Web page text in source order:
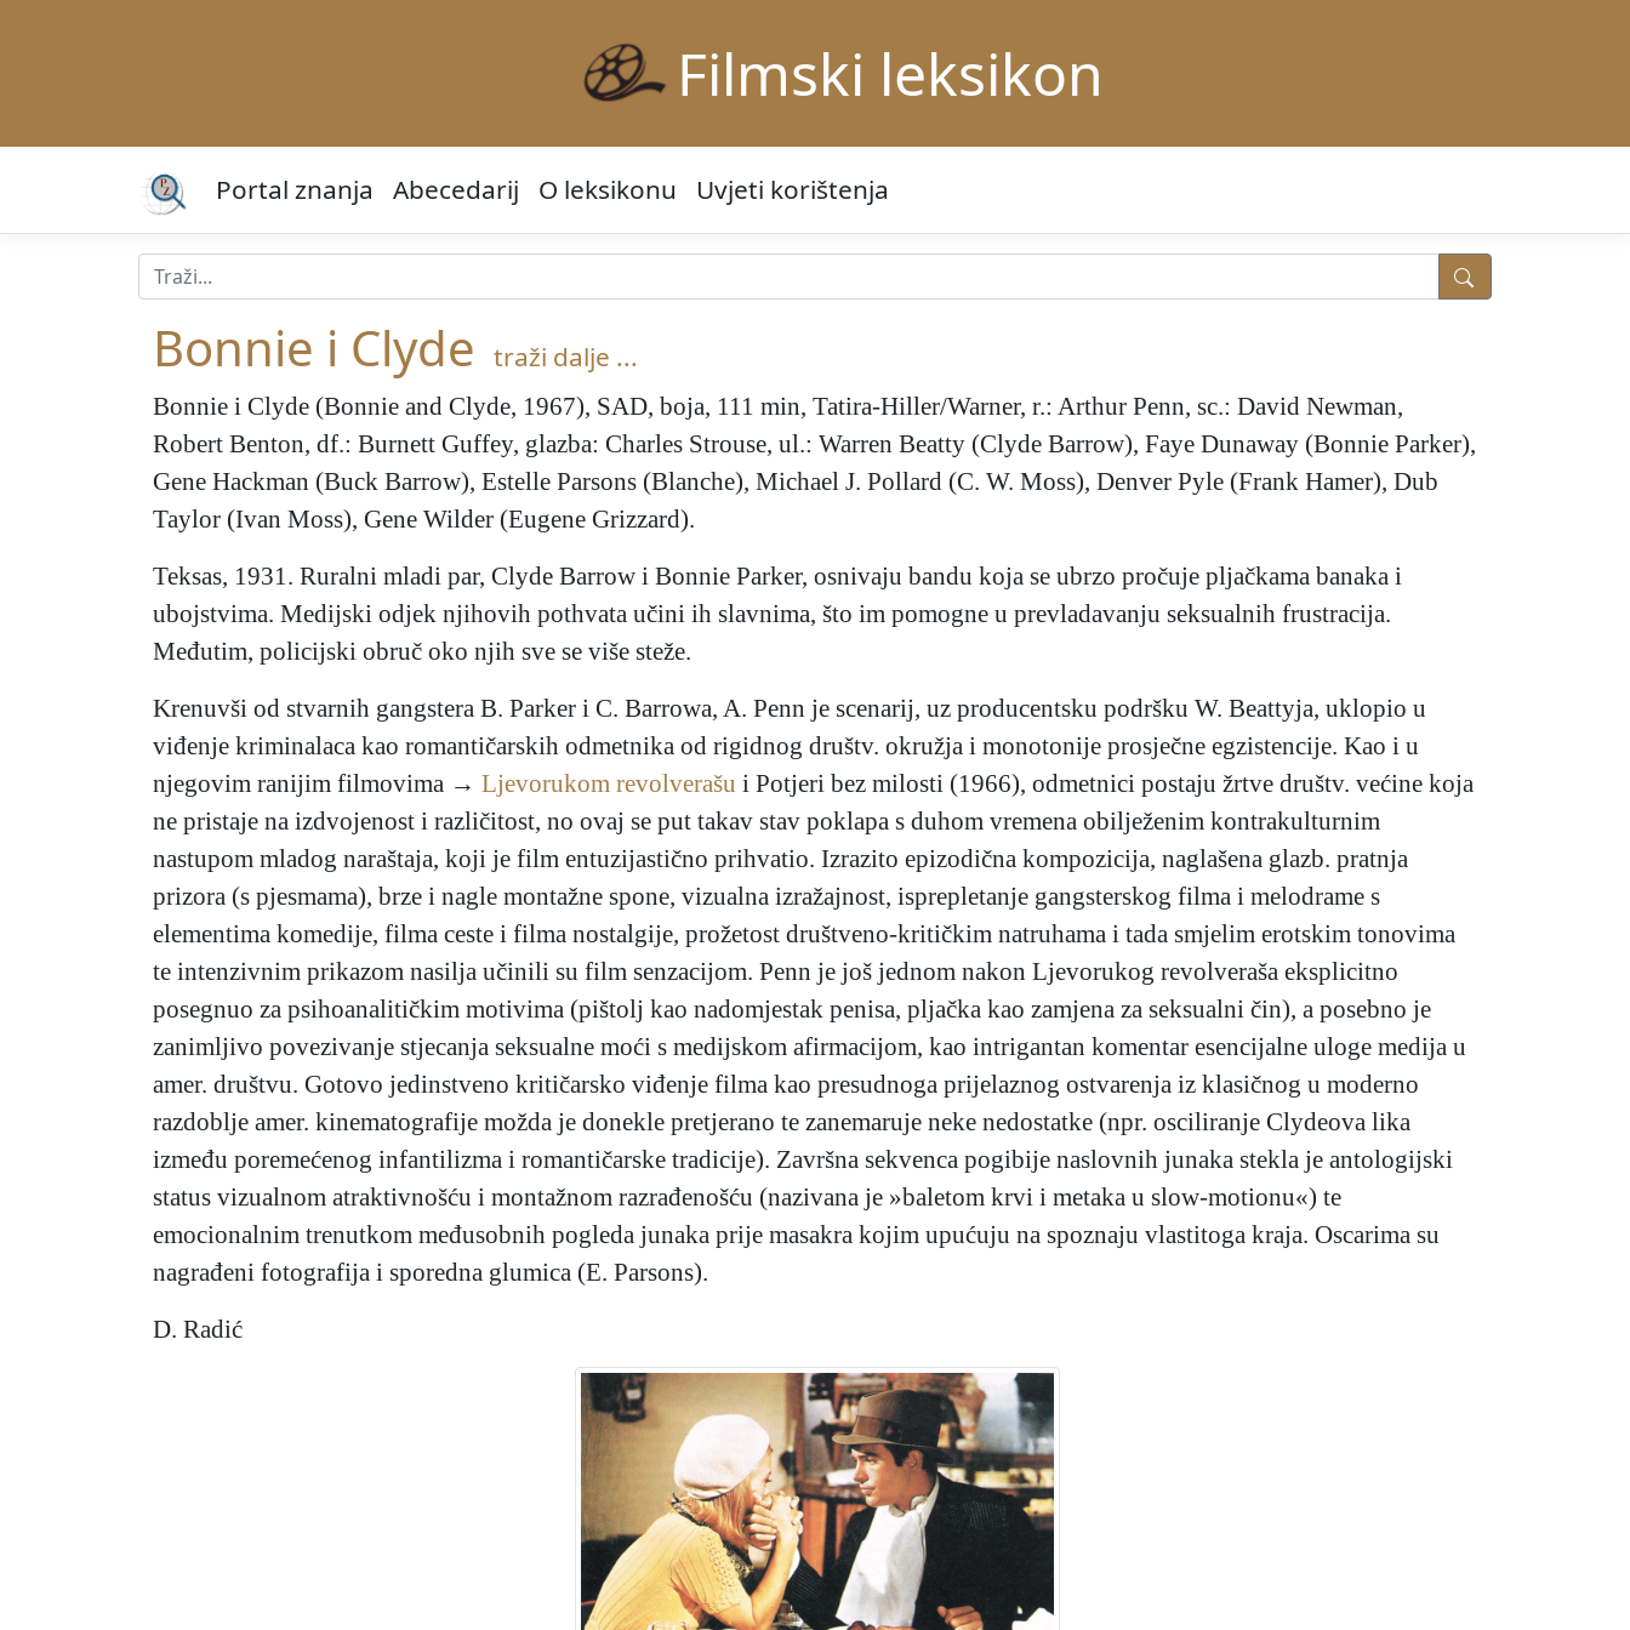
Filmski leksikon
Portal znanja Abecedarij O leksikonu Uvjeti korištenja
Bonnie i Clyde traži dalje ...
Bonnie i Clyde (Bonnie and Clyde, 1967), SAD, boja, 111 min, Tatira-Hiller/Warner, r.: Arthur Penn, sc.: David Newman,
Robert Benton, df.: Burnett Guffey, glazba: Charles Strouse, ul.: Warren Beatty (Clyde Barrow), Faye Dunaway (Bonnie Parker),
Gene Hackman (Buck Barrow), Estelle Parsons (Blanche), Michael J. Pollard (C. W. Moss), Denver Pyle (Frank Hamer), Dub
Taylor (Ivan Moss), Gene Wilder (Eugene Grizzard).
Teksas, 1931. Ruralni mladi par, Clyde Barrow i Bonnie Parker, osnivaju bandu koja se ubrzo pročuje pljačkama banaka i
ubojstvima. Medijski odjek njihovih pothvata učini ih slavnima, što im pomogne u prevladavanju seksualnih frustracija.
Međutim, policijski obruč oko njih sve se više steže.
Krenuvši od stvarnih gangstera B. Parker i C. Barrowa, A. Penn je scenarij, uz producentsku podršku W. Beattyja, uklopio u
viđenje kriminalaca kao romantičarskih odmetnika od rigidnog društv. okružja i monotonije prosječne egzistencije. Kao i u
njegovim ranijim filmovima → Ljevorukom revolverašu i Potjeri bez milosti (1966), odmetnici postaju žrtve društv. većine koja
ne pristaje na izdvojenost i različitost, no ovaj se put takav stav poklapa s duhom vremena obilježenim kontrakulturnim
nastupom mladog naraštaja, koji je film entuzijastično prihvatio. Izrazito epizodična kompozicija, naglašena glazb. pratnja
prizora (s pjesmama), brze i nagle montažne spone, vizualna izražajnost, isprepletanje gangsterskog filma i melodrame s
elementima komedije, filma ceste i filma nostalgije, prožetost društveno-kritičkim natruhama i tada smjelim erotskim tonovima
te intenzivnim prikazom nasilja učinili su film senzacijom. Penn je još jednom nakon Ljevorukog revolveraša eksplicitno
posegnuo za psihoanalitičkim motivima (pištolj kao nadomjestak penisa, pljačka kao zamjena za seksualni čin), a posebno je
zanimljivo povezivanje stjecanja seksualne moći s medijskom afirmacijom, kao intrigantan komentar esencijalne uloge medija u
amer. društvu. Gotovo jedinstveno kritičarsko viđenje filma kao presudnoga prijelaznog ostvarenja iz klasičnog u moderno
razdoblje amer. kinematografije možda je donekle pretjerano te zanemaruje neke nedostatke (npr. osciliranje Clydeova lika
između poremećenog infantilizma i romantičarske tradicije). Završna sekvenca pogibije naslovnih junaka stekla je antologijski
status vizualnom atraktivnošću i montažnom razrađenošću (nazivana je »baletom krvi i metaka u slow-motionu«) te
emocionalnim trenutkom međusobnih pogleda junaka prije masakra kojim upućuju na spoznaju vlastitoga kraja. Oscarima su
nagrađeni fotografija i sporedna glumica (E. Parsons).
D. Radić